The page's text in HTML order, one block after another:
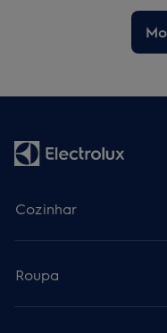
Cozinhar
Roupa